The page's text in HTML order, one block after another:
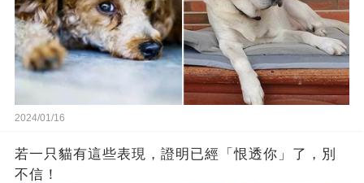
2024/01/16
若一只貓有這些表現，證明已經「恨透你」了，別
不信！